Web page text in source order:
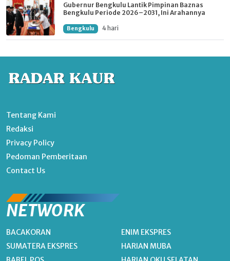
Gubernur Bengkulu Lantik Pimpinan Baznas
Bengkulu Periode 2026–2031, Ini Arahannya
Bengkulu 4 hari
Tentang Kami
Redaksi
Privacy Policy
Pedoman Pemberitaan
Contact Us
NETWORK
BACAKORAN
SUMATERA EKSPRES
ENIM EKSPRES
HARIAN MUBA